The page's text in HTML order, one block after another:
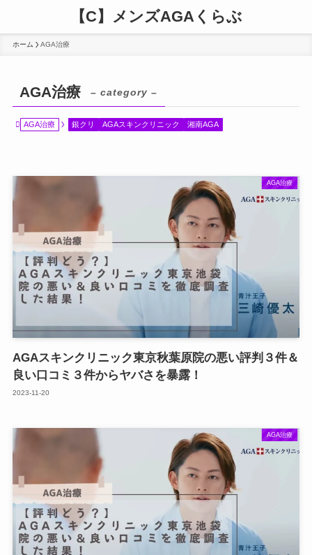
【C】メンズAGAくらぶ
ホーム AGA治療
AGA治療 – category –
AGA治療 銀クリ AGAスキンクリニック 湘南AGA
AGA治療
AGAスキンクリニック東京秋葉原院の悪い評判３件＆
良い口コミ３件からヤバさを暴露！
2023-11-20
AGA治療